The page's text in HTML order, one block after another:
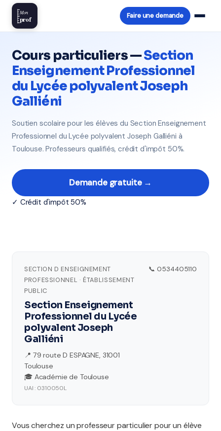
Mon
prof Faire une demande
Cours particuliers —Section
Enseignement Professionnel
du Lycée polyvalent Joseph
Galliéni
Soutien scolaire pour les élèves du Section Enseignement
Professionnel du Lycée polyvalent Joseph Galliéni à
Toulouse. Professeurs qualifiés, crédit d'impôt 50%.
Demande gratuite →
✓ Crédit d'impôt 50%
SECTION D ENSEIGNEMENT
PROFESSIONNEL · ÉTABLISSEMENT
PUBLIC
Section Enseignement
Professionnel du Lycée
polyvalent Joseph
Galliéni
📍 79 route D ESPAGNE, 31001
Toulouse
🎓 Académie de Toulouse
UAI : 0310050L
📞 0534405110
Vous cherchez un professeur particulier pour un élève